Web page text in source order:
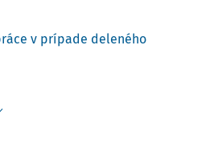
v prípade deleného